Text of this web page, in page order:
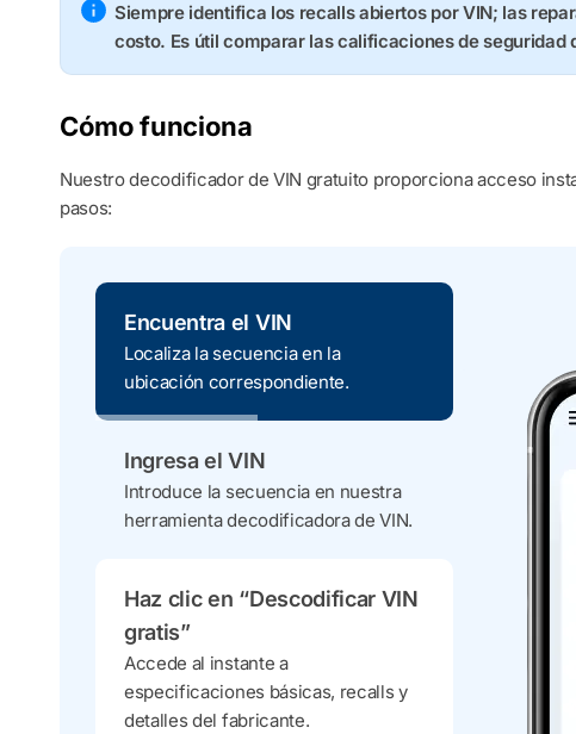
Siempre identifica los recalls abiertos por VIN; las
costo. Es útil comparar las calificaciones de seguridad
Cómo funciona
Nuestro decodificador de VIN gratuito proporciona acceso
pasos:
Encuentra el VIN
Localiza la secuencia en la
ubicación correspondiente.
Ingresa el VIN
Introduce la secuencia en nuestra
herramienta decodificadora de VIN.
Haz clic en “Descodificar VIN
gratis”
Accede al instante a
especificaciones básicas, recalls y
detalles del fabricante.